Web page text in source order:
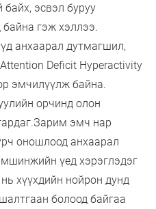
эсвэл буруу
гэж хэллээ.
анхаарал дутмагшил,
Deficit Hyperactivity
эмчилүүлж байна.
орчинд олон
эмч нар
оношлоод анхаарал
үед хэрэглэдэг
хүүхдийн нойрон дунд
болоод байгаа